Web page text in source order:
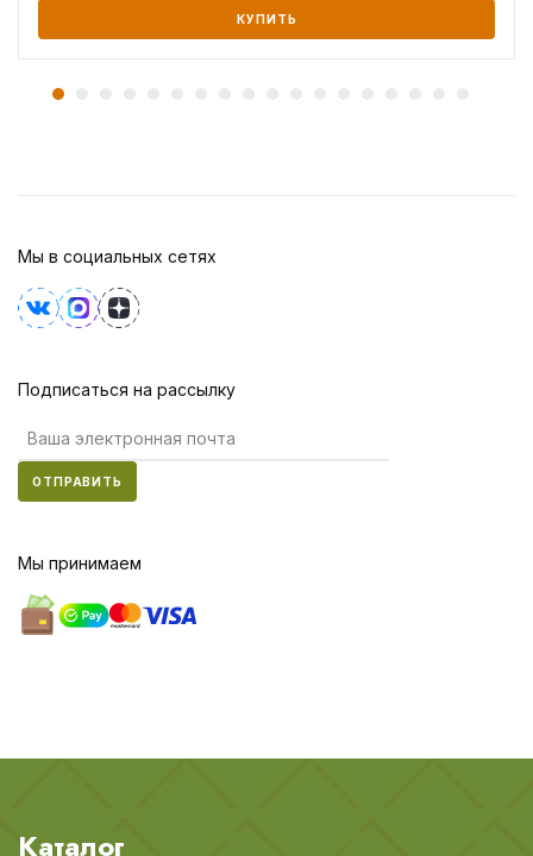
КУПИТЬ
Мы в социальных сетях
Подписаться на рассылку
ОТПРАВИТЬ
Мы принимаем
Каталог